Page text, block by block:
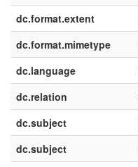
dc.format.extent
dc.format.mimetype
dc.language
dc.relation
dc.subject
dc.subject